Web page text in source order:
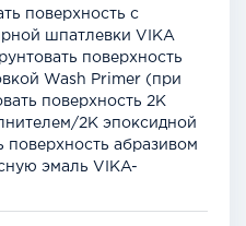
поверхность с
шпатлевки VIKA
поверхность
Wash Primer (при
поверхность 2К
2К эпоксидной
абразивом
эмаль VIKA-